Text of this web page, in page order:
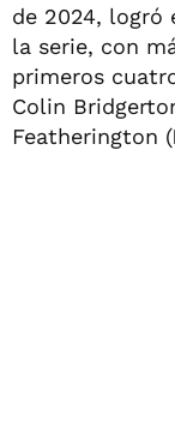
de 2024, logró
la serie, con
primeros
Colin
Featherington (